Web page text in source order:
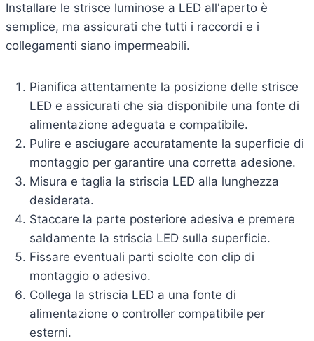
Installare le strisce luminose a LED all'aperto è
semplice, ma assicurati che tutti i raccordi e i
collegamenti siano impermeabili.
Pianifica attentamente la posizione delle strisce
LED e assicurati che sia disponibile una fonte di
alimentazione adeguata e compatibile.
Pulire e asciugare accuratamente la superficie di
montaggio per garantire una corretta adesione.
Misura e taglia la striscia LED alla lunghezza
desiderata.
Staccare la parte posteriore adesiva e premere
saldamente la striscia LED sulla superficie.
Fissare eventuali parti sciolte con clip di
montaggio o adesivo.
Collega la striscia LED a una fonte di
alimentazione o controller compatibile per
esterni.